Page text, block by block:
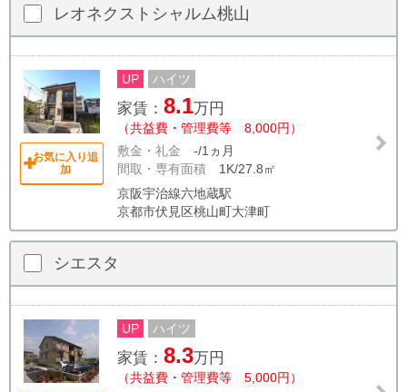
レオネクストシャルム桃山
お気に入り追
加
UP ハイツ
家賃： 8.1万円
（共益費・管理費等 8,000円）
敷金・礼金 -/1ヵ月
間取・専有面積 1K/27.8㎡
京阪宇治線六地蔵駅
京都市伏見区桃山町大津町
シエスタ
UP ハイツ
家賃： 8.3万円
（共益費・管理費等 5,000円）